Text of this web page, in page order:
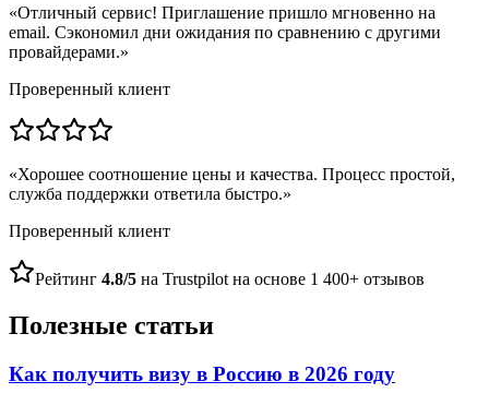
«Отличный сервис! Приглашение пришло мгновенно на
email. Сэкономил дни ожидания по сравнению с другими
провайдерами.»
Проверенный клиент
«Хорошее соотношение цены и качества. Процесс простой,
служба поддержки ответила быстро.»
Проверенный клиент
Рейтинг 4.8/5 на Trustpilot на основе 1 400+ отзывов
Полезные статьи
Как получить визу в Россию в 2026 году